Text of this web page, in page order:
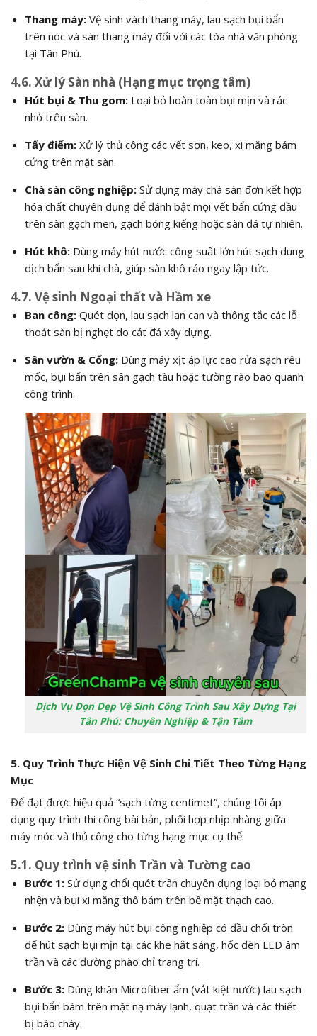
Thang máy:Vệ sinh vách thang máy, lau sạch bụi bẩn
trên nóc và sàn thang máy đối với các tòa nhà văn phòng
tại Tân Phú.
4.6. Xử lý Sàn nhà (Hạng mục trọng tâm)
Hút bụi & Thu gom:Loại bỏ hoàn toàn bụi mịn và rác
nhỏ trên sàn.
Tẩy điểm:Xử lý thủ công các vết sơn, keo, xi măng bám
cứng trên mặt sàn.
Chà sàn công nghiệp:Sử dụng máy chà sàn đơn kết hợp
hóa chất chuyên dụng để đánh bật mọi vết bẩn cứng đầu
trên sàn gạch men, gạch bóng kiếng hoặc sàn đá tự nhiên.
Hút khô:Dùng máy hút nước công suất lớn hút sạch dung
dịch bẩn sau khi chà, giúp sàn khô ráo ngay lập tức.
4.7. Vệ sinh Ngoại thất và Hầm xe
Ban công:Quét dọn, lau sạch lan can và thông tắc các lỗ
thoát sàn bị nghẹt do cát đá xây dựng.
Sân vườn & Cổng:Dùng máy xịt áp lực cao rửa sạch rêu
mốc, bụi bẩn trên sân gạch tàu hoặc tường rào bao quanh
công trình.
Dịch Vụ Dọn Dẹp Vệ Sinh Công Trình Sau Xây Dựng Tại
Tân Phú: Chuyên Nghiệp & Tận Tâm
5. Quy Trình Thực Hiện Vệ Sinh Chi Tiết Theo Từng Hạng
Mục
Để đạt được hiệu quả “sạch từng centimet”, chúng tôi áp
dụng quy trình thi công bài bản, phối hợp nhịp nhàng giữa
máy móc và thủ công cho từng hạng mục cụ thể:
5.1. Quy trình vệ sinh Trần và Tường cao
Bước 1:Sử dụng chổi quét trần chuyên dụng loại bỏ mạng
nhện và bụi xi măng thô bám trên bề mặt thạch cao.
Bước 2:Dùng máy hút bụi công nghiệp có đầu chổi tròn
để hút sạch bụi mịn tại các khe hắt sáng, hốc đèn LED âm
trần và các đường phào chỉ trang trí.
Bước 3:Dùng khăn Microfiber ẩm (vắt kiệt nước) lau sạch
bụi bẩn bám trên mặt nạ máy lạnh, quạt trần và các thiết
bị báo cháy.